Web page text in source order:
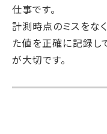
仕事です。
計測時点のミスをな
た値を正確に記録し
が大切です。